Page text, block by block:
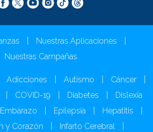
Nuestras Aplicaciones
Nuestras Campañas
Adicciones Autismo Cáncer
COVID-19 Diabetes
Dislexia
Embarazo Epilepsia Hepatitis
y Corazón
Infarto Cerebral